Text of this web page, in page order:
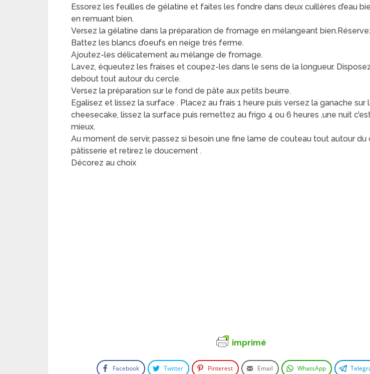
Essorez les feuilles de gélatine et faites les fondre dans deux cuillères d’eau
en remuant bien.
Versez la gélatine dans la préparation de fromage en mélangeant
Battez les blancs d’oeufs en neige trés ferme.
Ajoutez-les délicatement au mélange de fromage.
Lavez, équeutez les fraises et coupez-les dans le sens de la longueur.
debout tout autour du cercle.
Versez la préparation sur le fond de pâte aux petits beurre.
Egalisez et lissez la surface . Placez au frais 1 heure puis versez la ganache sur
cheesecake, lissez la surface puis remettez au frigo 4 ou 6 heures ,une nuit
mieux.
Au moment de servir, passez si besoin une fine lame de couteau tout autour du
pâtisserie et retirez le doucement .
Décorez au choix
imprimé
Facebook Twitter Pinterest Email WhatsApp